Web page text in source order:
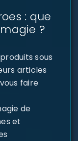
: que
?
sous
articles
faire
de
et